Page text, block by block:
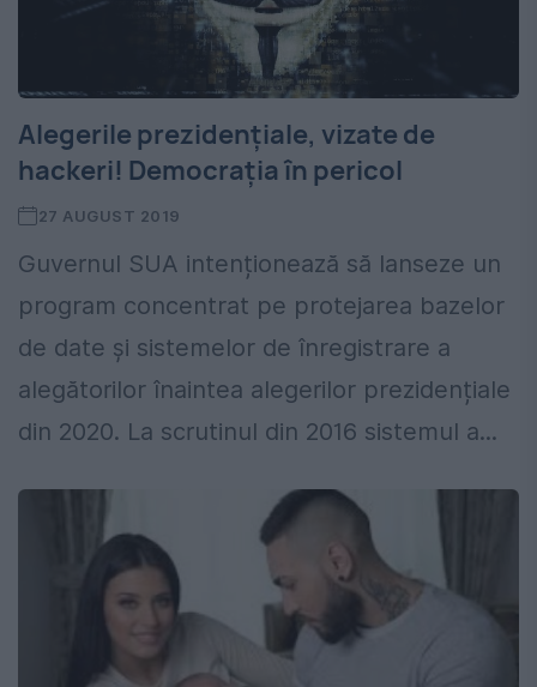
Alegerile prezidențiale, vizate de
hackeri! Democrația în pericol
27 AUGUST 2019
Guvernul SUA intenționează să lanseze un
program concentrat pe protejarea bazelor
de date și sistemelor de înregistrare a
alegătorilor înaintea alegerilor prezidențiale
din 2020. La scrutinul din 2016 sistemul a...